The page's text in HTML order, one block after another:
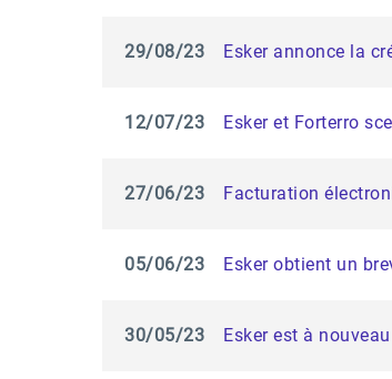
29/08/23 Esker annonce la
12/07/23 Esker et Forterro
27/06/23 Facturation
05/06/23 Esker obtient un
30/05/23 Esker est à